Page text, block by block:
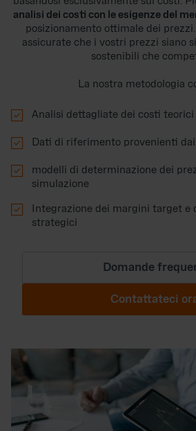
analisi dei costi con le esigenze del
posizionamento ottimale dei
assicurate che i vostri prezzi siano
sostenibili che
La nostra metodologia
 Analisi dettagliate dei costi teorici
 Dati di riferimento provenienti

modelli di determinazione dei
simulazione

Integrazione dei margini target e
strategici
Domande
Contattateci